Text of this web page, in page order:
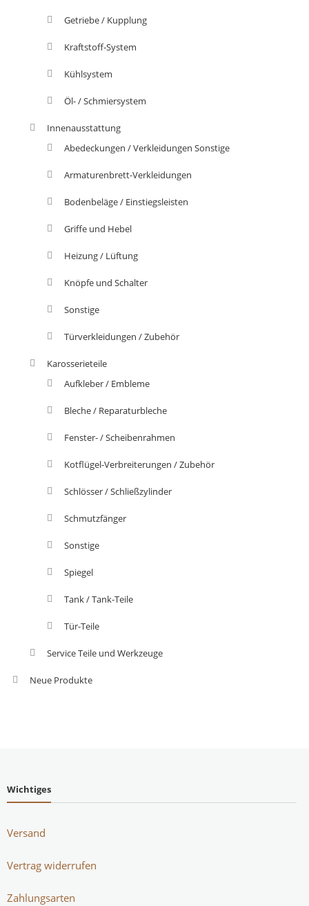
Getriebe / Kupplung
Kraftstoff-System
Kühlsystem
Öl- / Schmiersystem
Innenausstattung
Abedeckungen / Verkleidungen Sonstige
Armaturenbrett-Verkleidungen
Bodenbeläge / Einstiegsleisten
Griffe und Hebel
Heizung / Lüftung
Knöpfe und Schalter
Sonstige
Türverkleidungen / Zubehör
Karosserieteile
Aufkleber / Embleme
Bleche / Reparaturbleche
Fenster- / Scheibenrahmen
Kotflügel-Verbreiterungen / Zubehör
Schlösser / Schließzylinder
Schmutzfänger
Sonstige
Spiegel
Tank / Tank-Teile
Tür-Teile
Service Teile und Werkzeuge
Neue Produkte
Wichtiges
Versand
Vertrag widerrufen
Zahlungsarten